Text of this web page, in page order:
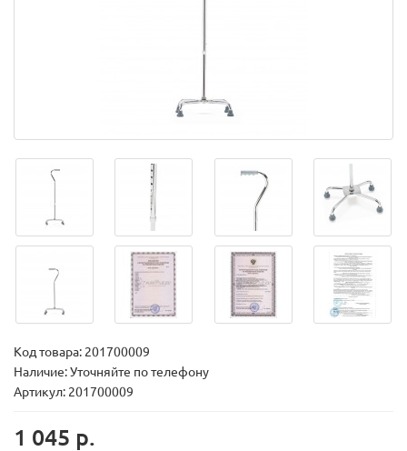
Код товара: 201700009
Наличие: Уточняйте по телефону
Артикул: 201700009
1 045 р.